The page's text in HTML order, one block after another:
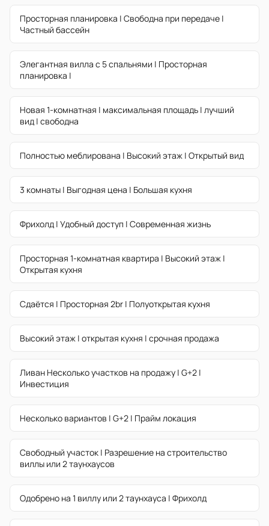
Просторная планировка | Свободна при передаче |
Частный бассейн
Элегантная вилла с 5 спальнями | Просторная
планировка |
Новая 1-комнатная | максимальная площадь | лучший
вид | свободна
Полностью меблирована | Высокий этаж | Открытый вид
3 комнаты | Выгодная цена | Большая кухня
Фрихолд | Удобный доступ | Современная жизнь
Просторная 1-комнатная квартира | Высокий этаж |
Открытая кухня
Сдаётся | Просторная 2br | Полуоткрытая кухня
Высокий этаж | открытая кухня | срочная продажа
Ливан Несколько участков на продажу | G+2 |
Инвестиция
Несколько вариантов | G+2 | Прайм локация
Свободный участок | Разрешение на строительство
виллы или 2 таунхаусов
Одобрено на 1 виллу или 2 таунхауса | Фрихолд